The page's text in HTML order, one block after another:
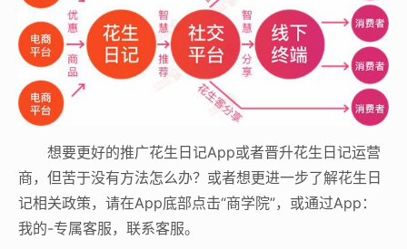
想要更好的推广花生日记App或者晋升花生日记运营
商，但苦于没有方法怎么办？或者想更进一步了解花生日
记相关政策，请在App底部点击“商学院”，或通过App：
我的-专属客服，联系客服。